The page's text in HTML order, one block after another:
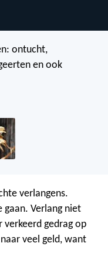
ontucht,
en ook
verlangens.
gaan. Verlang niet
verkeerd gedrag op
veel geld, want